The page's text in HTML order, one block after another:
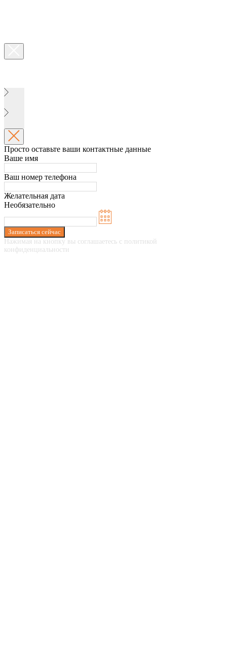
Просто оставьте ваши контактные данные
Ваше имя
Ваш номер телефона
Желательная дата
Необязательно
Записаться сейчас
Нажимая на кнопку вы соглашаетесь с политикой
конфиденциальности